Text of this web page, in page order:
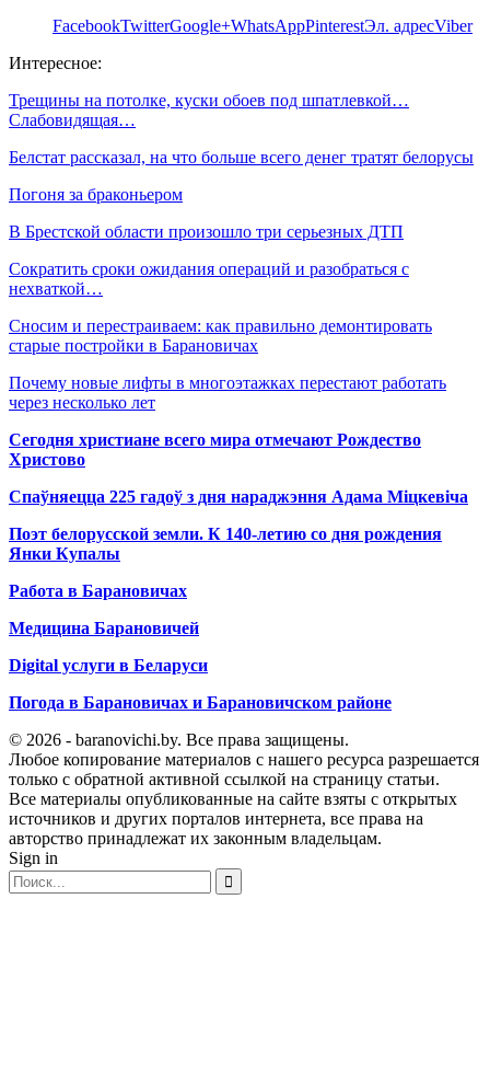
FacebookTwitterGoogle+WhatsAppPinterestЭл. адресViber
Интересное:
Трещины на потолке, куски обоев под шпатлевкой…
Слабовидящая…
Белстат рассказал, на что больше всего денег тратят белорусы
Погоня за браконьером
В Брестской области произошло три серьезных ДТП
Сократить сроки ожидания операций и разобраться с
нехваткой…
Сносим и перестраиваем: как правильно демонтировать
старые постройки в Барановичах
Почему новые лифты в многоэтажках перестают работать
через несколько лет
Сегодня христиане всего мира отмечают Рождество
Христово
Спаўняецца 225 гадоў з дня нараджэння Адама Міцкевіча
Поэт белорусской земли. К 140-летию со дня рождения
Янки Купалы
Работа в Барановичах
Медицина Барановичей
Digital услуги в Беларуси
Погода в Барановичах и Барановичском районе
© 2026 - baranovichi.by. Все права защищены.
Любое копирование материалов с нашего ресурса разрешается
только с обратной активной ссылкой на страницу статьи.
Все материалы опубликованные на сайте взяты с открытых
источников и других порталов интернета, все права на
авторство принадлежат их законным владельцам.
Sign in